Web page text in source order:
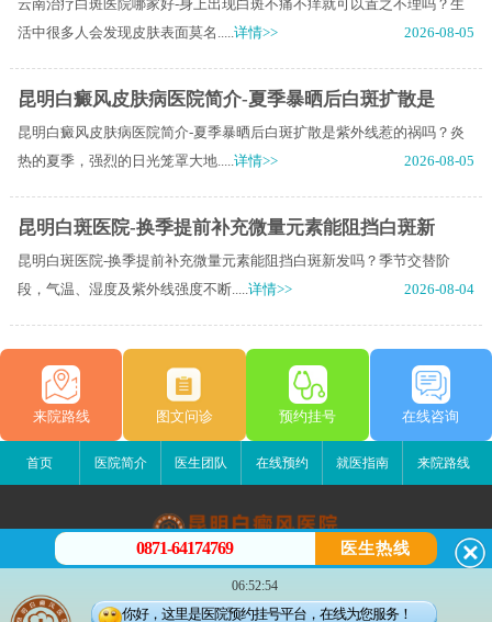
云南治疗白斑医院哪家好-身上出现白斑不痛不痒就可以置之不理吗？生
活中很多人会发现皮肤表面莫名.....详情>> 2026-08-05
昆明白癜风皮肤病医院简介-夏季暴晒后白斑扩散是
昆明白癜风皮肤病医院简介-夏季暴晒后白斑扩散是紫外线惹的祸吗？炎
热的夏季，强烈的日光笼罩大地.....详情>> 2026-08-05
昆明白斑医院-换季提前补充微量元素能阻挡白斑新
昆明白斑医院-换季提前补充微量元素能阻挡白斑新发吗？季节交替阶
段，气温、湿度及紫外线强度不断.....详情>> 2026-08-04
来院路线 图文问诊 预约挂号 在线咨询
首页 医院简介 医生团队 在线预约 就医指南 来院路线
昆明白癜风医院
昆明市五华区护国路2号
版权所有：昆明白癜风医院
0871-64174769 医生热线
06:52:54
你好，这里是医院预约挂号平台，在线为您服务！